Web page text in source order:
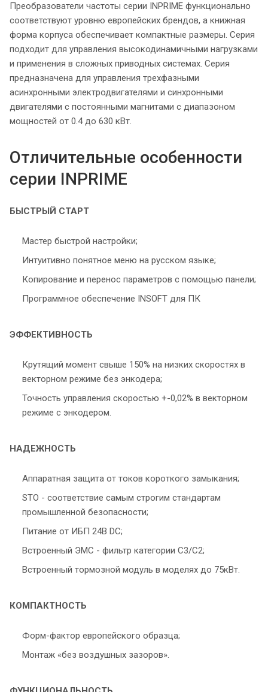
Преобразователи частоты серии INPRIME функционально
соответствуют уровню европейских брендов, а книжная
форма корпуса обеспечивает компактные размеры. Серия
подходит для управления высокодинамичными нагрузками
и применения в сложных приводных системах. Серия
предназначена для управления трехфазными
асинхронными электродвигателями и синхронными
двигателями с постоянными магнитами с диапазоном
мощностей от 0.4 до 630 кВт.
Отличительные особенности
серии INPRIME
БЫСТРЫЙ СТАРТ
Мастер быстрой настройки;
Интуитивно понятное меню на русском языке;
Копирование и перенос параметров с помощью панели;
Программное обеспечение INSOFT для ПК
ЭФФЕКТИВНОСТЬ
Крутящий момент свыше 150% на низких скоростях в
векторном режиме без энкодера;
Точность управления скоростью +-0,02% в векторном
режиме с энкодером.
НАДЕЖНОСТЬ
Аппаратная защита от токов короткого замыкания;
STO - соответствие самым строгим стандартам
промышленной безопасности;
Питание от ИБП 24В DC;
Встроенный ЭМС - фильтр категории С3/С2;
Встроенный тормозной модуль в моделях до 75кВт.
КОМПАКТНОСТЬ
Форм-фактор европейского образца;
Монтаж «без воздушных зазоров».